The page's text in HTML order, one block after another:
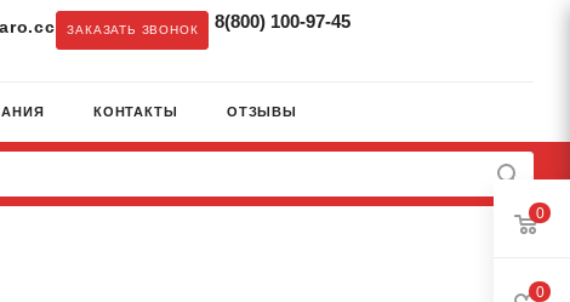
ЗАКАЗАТЬ ЗВОНОК 8(800) 100-97-45
КОНТАКТЫ ОТЗЫВЫ
0
0